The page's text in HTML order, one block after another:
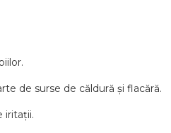
de surse de căldură și flacără.
iritații.